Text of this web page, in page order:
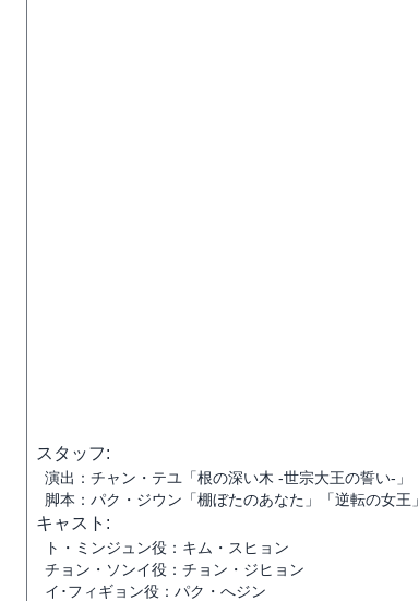
スタッフ:
演出：チャン・テユ「根の深い木 -世宗大王の誓い-」
脚本：パク・ジウン「棚ぼたのあなた」「逆転の女王」
キャスト:
ト・ミンジュン役：キム・スヒョン
チョン・ソンイ役：チョン・ジヒョン
イ･フィギョン役：パク・へジン